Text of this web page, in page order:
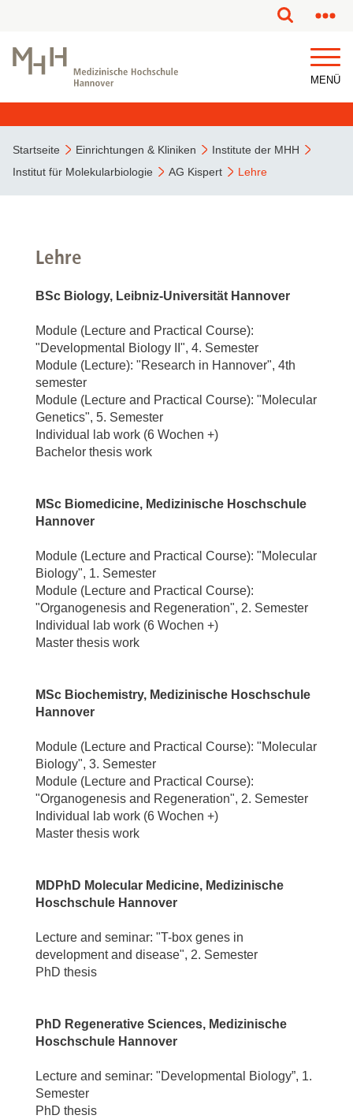
MENÜ
Startseite Einrichtungen & Kliniken
Institute der MHH
Institut für Molekularbiologie
AG Kispert Lehre
Lehre
BSc Biology, Leibniz-Universität Hannover
Module (Lecture and Practical Course):
"Developmental Biology II", 4. Semester
Module (Lecture): "Research in Hannover", 4th
semester
Module (Lecture and Practical Course): "Molecular
Genetics", 5. Semester
Individual lab work (6 Wochen +)
Bachelor thesis work
MSc Biomedicine, Medizinische Hoschschule
Hannover
Module (Lecture and Practical Course): "Molecular
Biology", 1. Semester
Module (Lecture and Practical Course):
"Organogenesis and Regeneration", 2. Semester
Individual lab work (6 Wochen +)
Master thesis work
MSc Biochemistry, Medizinische Hoschschule
Hannover
Module (Lecture and Practical Course): "Molecular
Biology", 3. Semester
Module (Lecture and Practical Course):
"Organogenesis and Regeneration", 2. Semester
Individual lab work (6 Wochen +)
Master thesis work
MDPhD Molecular Medicine, Medizinische
Hoschschule Hannover
Lecture and seminar: "T-box genes in
development and disease", 2. Semester
PhD thesis
PhD Regenerative Sciences, Medizinische
Hoschschule Hannover
Lecture and seminar: "Developmental Biology”, 1.
Semester
PhD thesis